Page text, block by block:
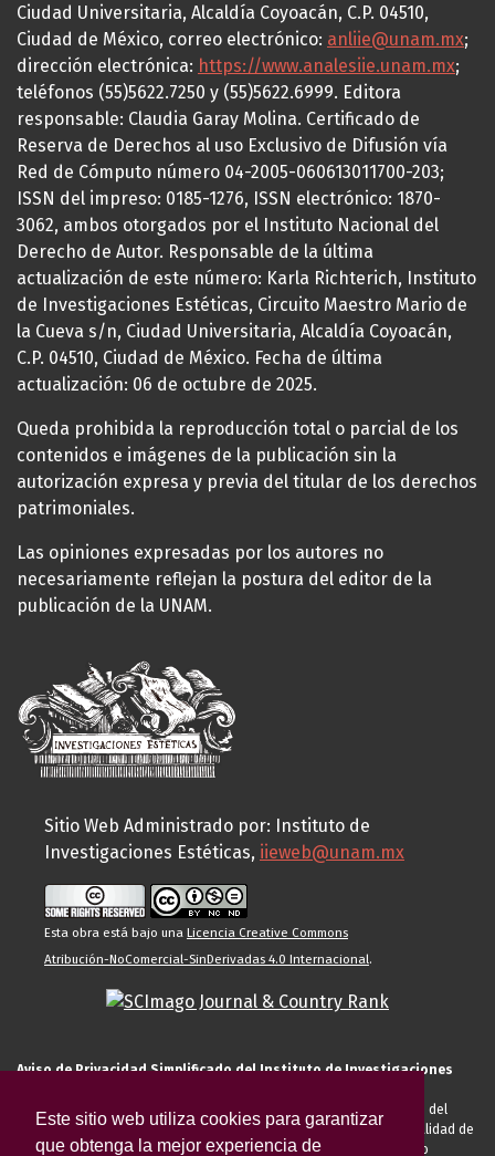
Este sitio web utiliza cookies para garantizar
que obtenga la mejor experiencia de
Ciudad Universitaria, Alcaldía Coyoacán, C.P. 04510,
Ciudad de México, correo electrónico: anliie@unam.mx;
dirección electrónica: https://www.analesiie.unam.mx;
teléfonos (55)5622.7250 y (55)5622.6999. Editora
responsable: Claudia Garay Molina. Certificado de
Reserva de Derechos al uso Exclusivo de Difusión vía
Red de Cómputo número 04-2005-060613011700-203;
ISSN del impreso: 0185-1276, ISSN electrónico: 1870-
3062, ambos otorgados por el Instituto Nacional del
Derecho de Autor. Responsable de la última
actualización de este número: Karla Richterich, Instituto
de Investigaciones Estéticas, Circuito Maestro Mario de
la Cueva s/n, Ciudad Universitaria, Alcaldía Coyoacán,
C.P. 04510, Ciudad de México. Fecha de última
actualización: 06 de octubre de 2025.
Queda prohibida la reproducción total o parcial de los
contenidos e imágenes de la publicación sin la
autorización expresa y previa del titular de los derechos
patrimoniales.
Las opiniones expresadas por los autores no
necesariamente reflejan la postura del editor de la
publicación de la UNAM.
Sitio Web Administrado por: Instituto de
Investigaciones Estéticas, iieweb@unam.mx
Esta obra está bajo una Licencia Creative Commons
Atribución-NoComercial-SinDerivadas 4.0 Internacional.
Aviso de Privacidad Simplificado del Instituto de Investigaciones
El Instituto de Investigaciones Estéticas de la UNAM, es responsable del
tratamiento de sus datos personales para el registro de usted en calidad de
alumno, docente, personal de la entidad académica, conferencista o